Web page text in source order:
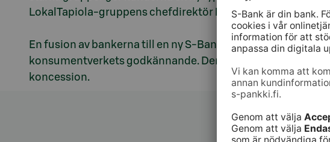
LokalTapiola-gruppens chefdirektör
Erkki Moisander.
En fusion av bankerna till en ny S-Banken kräver ännu
konsumentverkets godkännande. Den nya banken måste
koncession.